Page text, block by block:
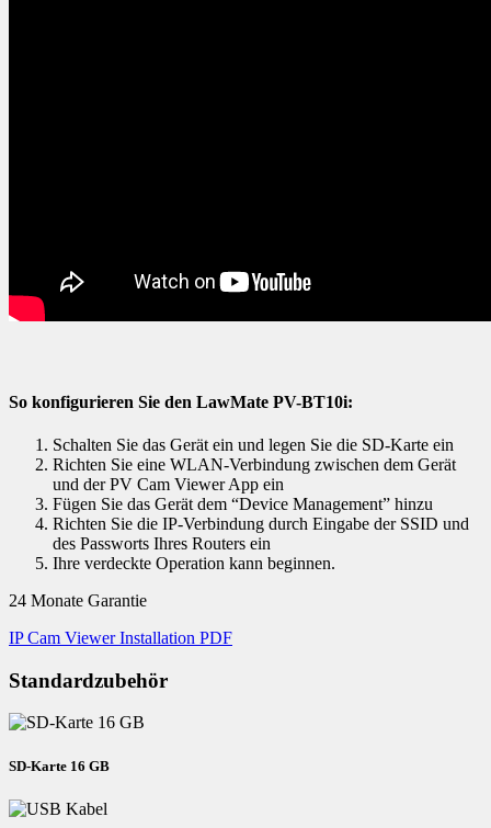
So konfigurieren Sie den LawMate PV-BT10i:
Schalten Sie das Gerät ein und legen Sie die SD-Karte ein
Richten Sie eine WLAN-Verbindung zwischen dem Gerät
und der PV Cam Viewer App ein
Fügen Sie das Gerät dem “Device Management” hinzu
Richten Sie die IP-Verbindung durch Eingabe der SSID und
des Passworts Ihres Routers ein
Ihre verdeckte Operation kann beginnen.
24 Monate Garantie
IP Cam Viewer Installation PDF
Standardzubehör
SD-Karte 16 GB